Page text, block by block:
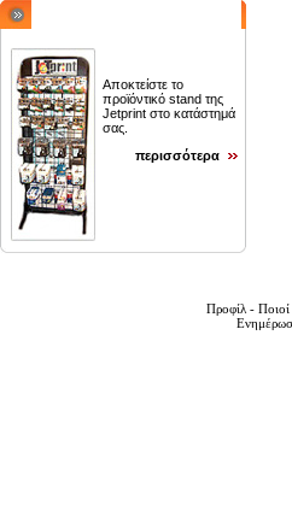
Αποκτείστε το
προϊόντικό stand της
Jetprint στο κατάστημά
σας.
περισσότερα
Προφίλ - Ποιοί